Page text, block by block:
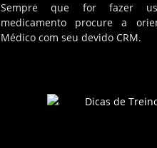
Sempre que for fazer
medicamento procure a
Médico com seu devido CRM.